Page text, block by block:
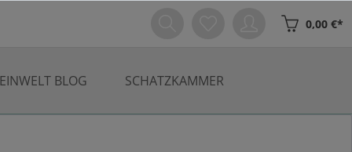
0,00 €*
BLOG SCHATZKAMMER